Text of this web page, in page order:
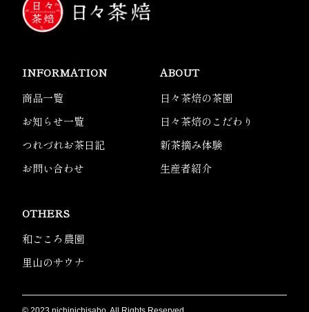
INFORMATION
商品一覧
お知らせ一覧
つれづれお茶日記
お問い合わせ
ABOUT
日々茶焙の茶園
日々茶焙のこだわり
新茶摘み体験
生産者紹介
OTHERS
和ごころ農園
里山のサウナ